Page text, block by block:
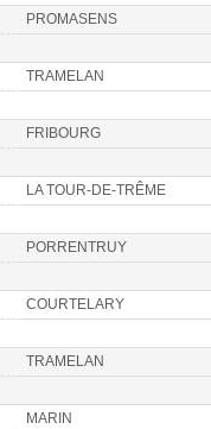
PROMASENS
TRAMELAN
FRIBOURG
LA TOUR-DE-TRÊME
PORRENTRUY
COURTELARY
TRAMELAN
MARIN